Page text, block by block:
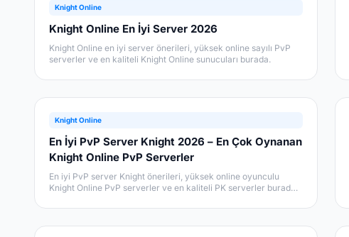
Knight Online
Knight Online En İyi Server 2026
Knight Online en iyi server önerileri, yüksek online sayılı PvP
serverler ve en kaliteli Knight Online sunucuları burada.
Knight Online
En İyi PvP Server Knight 2026 – En Çok Oynanan
Knight Online PvP Serverler
En iyi PvP server Knight önerileri, yüksek online oyunculu
Knight Online PvP serverler ve en kaliteli PK serverler burada.